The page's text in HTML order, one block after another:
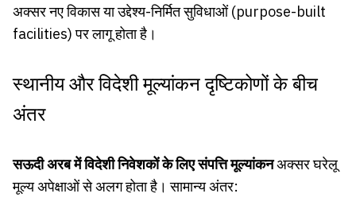
अक्सर नए विकास या उद्देश्य-निर्मित सुविधाओं (purpose-built
facilities) पर लागू होता है।
स्थानीय और विदेशी मूल्यांकन दृष्टिकोणों के बीच
अंतर
सऊदी अरब में विदेशी निवेशकों के लिए संपत्ति मूल्यांकनअक्सर घरेलू
मूल्य अपेक्षाओं से अलग होता है। सामान्य अंतर: